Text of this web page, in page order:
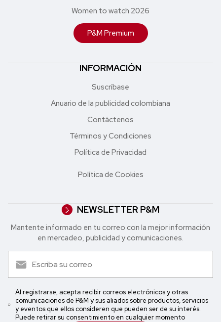
Women to watch 2026
P&M Premium
INFORMACIÓN
Suscríbase
Anuario de la publicidad colombiana
Contáctenos
Términos y Condiciones
Política de Privacidad
Política de Cookies
NEWSLETTER P&M
Mantente informado en tu correo con la mejor in formación
en mercadeo, publicidad y comunicaciones.
Al registrarse, acepta recibir correos electrónicos y otras
comunicaciones de P&M y sus aliados sobre productos, servicios
y eventos que ellos consideren que pueden ser de su interés.
Puede retirar su consentimiento en cualquier momento